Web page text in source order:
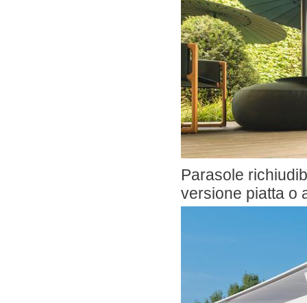
Parasole
versione piatta o